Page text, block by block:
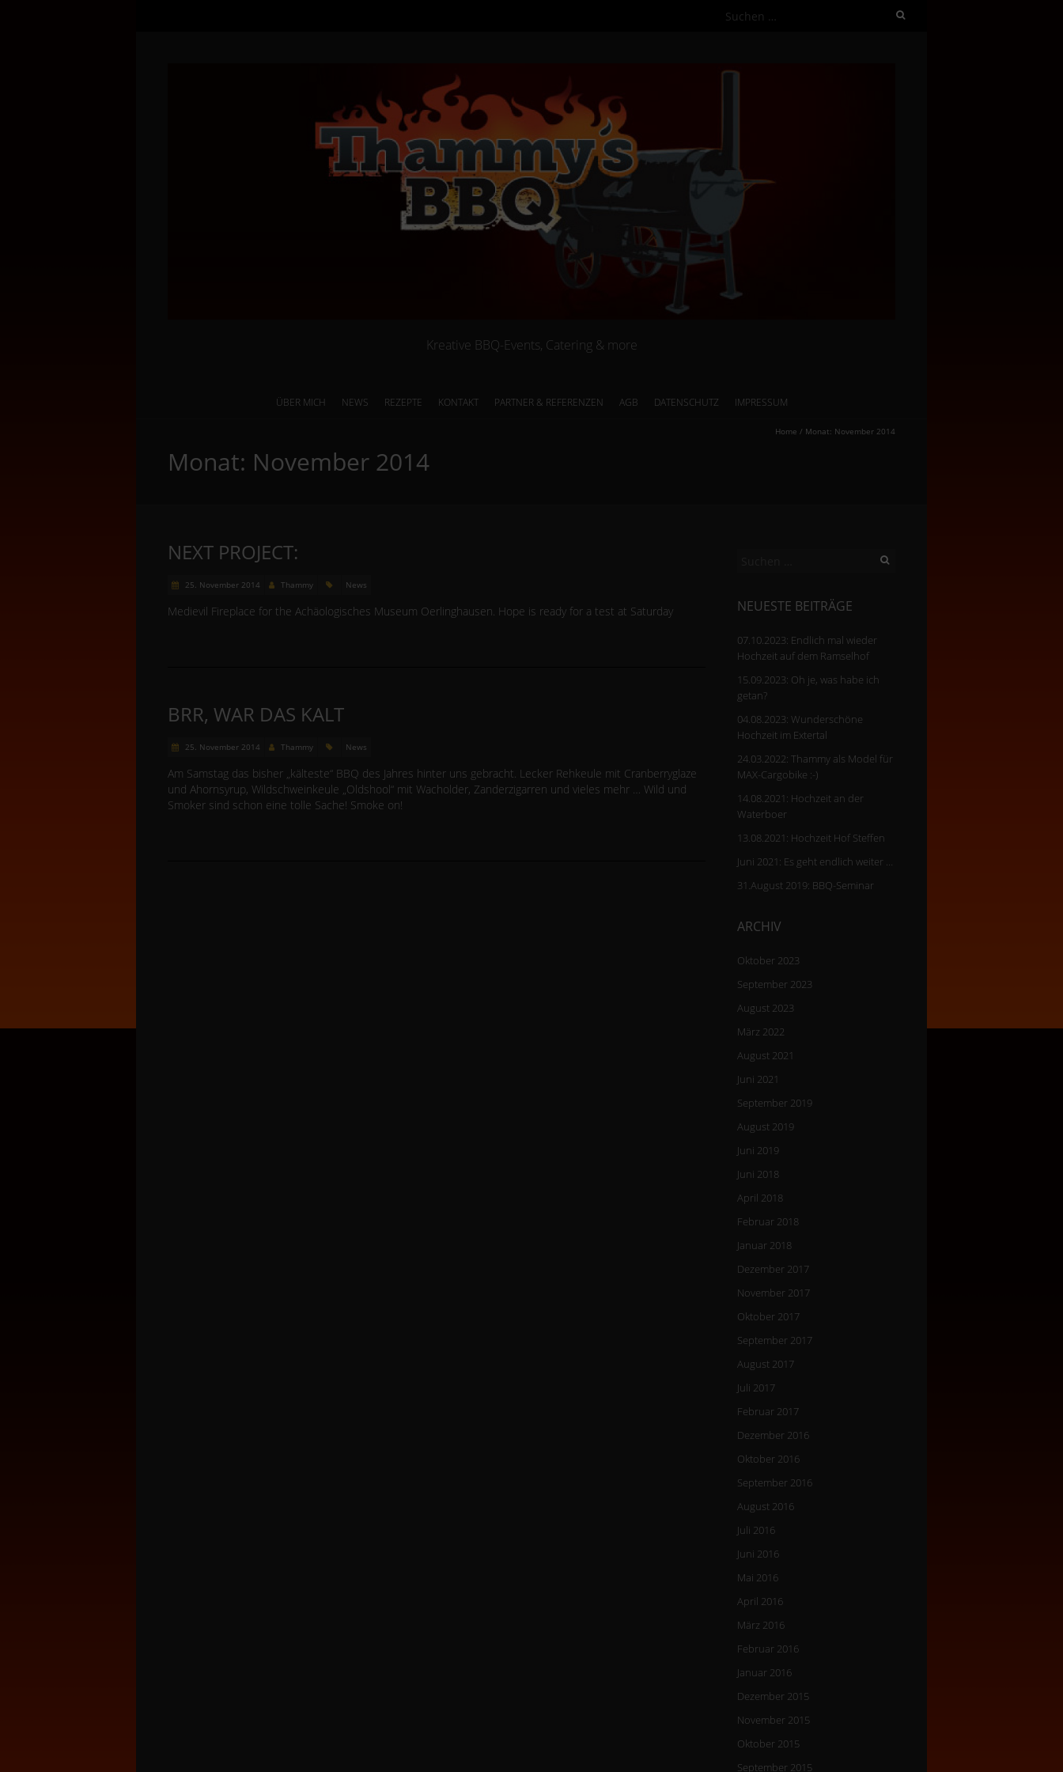
Suchen
Kreative BBQ-Events, Catering & more
ÜBER MICH NEWS REZEPTE KONTAKT PARTNER & REFERENZEN AGB DATENSCHUTZ IMPRESSUM
Home / Monat: November 2014
Monat: November 2014
NEXT PROJECT:
25. November 2014 Thammy News
Medievil Fireplace for the Achäologisches Museum Oerlinghausen. Hope is ready for a test at Saturday
BRR, WAR DAS KALT
25. November 2014 Thammy News
Am Samstag das bisher „kälteste“ BBQ des Jahres hinter uns gebracht. Lecker Rehkeule mit Cranberryglaze
und Ahornsyrup, Wildschweinkeule „Oldshool“ mit Wacholder, Zanderzigarren und vieles mehr … Wild und
Smoker sind schon eine tolle Sache! Smoke on!
NEUESTE BEITRÄGE
07.10.2023: Endlich mal wieder
Hochzeit auf dem Ramselhof
15.09.2023: Oh je, was habe ich
getan?
04.08.2023: Wunderschöne
Hochzeit im Extertal
24.03.2022: Thammy als Model für
MAX-Cargobike :-)
14.08.2021: Hochzeit an der
Waterboer
13.08.2021: Hochzeit Hof Steffen
Juni 2021: Es geht endlich weiter …
31.August 2019: BBQ-Seminar
ARCHIV
Oktober 2023
September 2023
August 2023
März 2022
August 2021
Juni 2021
September 2019
August 2019
Juni 2019
Juni 2018
April 2018
Februar 2018
Januar 2018
Dezember 2017
November 2017
Oktober 2017
September 2017
August 2017
Juli 2017
Februar 2017
Dezember 2016
Oktober 2016
September 2016
August 2016
Juli 2016
Juni 2016
Mai 2016
April 2016
März 2016
Februar 2016
Januar 2016
Dezember 2015
November 2015
Oktober 2015
September 2015